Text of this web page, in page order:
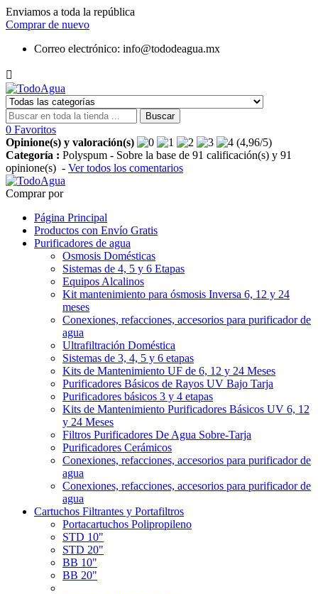
Enviamos a toda la república
Comprar de nuevo
Correo electrónico: info@tododeagua.mx

Buscar
0 Favoritos
Opinione(s) y valoración(s)
(4,96/5)
Categoría : Polyspum - Sobre la base de 91 calificación(s) y 91
opinione(s) - Ver todos los comentarios
Comprar por
Página Principal
Productos con Envío Gratis
Purificadores de agua
Osmosis Domésticas
Sistemas de 4, 5 y 6 Etapas
Equipos Alcalinos
Kit mantenimiento para ósmosis Inversa 6, 12 y 24
meses
Conexiones, refacciones, accesorios para purificador de
agua
Ultrafiltración Doméstica
Sistemas de 3, 4, 5 y 6 etapas
Kits de Mantenimiento UF de 6, 12 y 24 Meses
Purificadores Básicos de Rayos UV Bajo Tarja
Purificadores básicos 3 y 4 etapas
Kits de Mantenimiento Purificadores Básicos UV 6, 12
y 24 Meses
Filtros Purificadores De Agua Sobre-Tarja
Purificadores Cerámicos
Conexiones, refacciones, accesorios para purificador de
agua
Conexiones, refacciones, accesorios para purificador de
agua
Cartuchos Filtrantes y Portafiltros
Portacartuchos Polipropileno
STD 10"
STD 20"
BB 10"
BB 20"